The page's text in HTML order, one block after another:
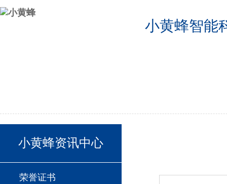
小黄蜂智能
小黄蜂资讯中心
荣誉证书